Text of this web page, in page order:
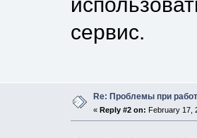
сервис.
Re: Проблемы при
« Reply #2 on: February 17,